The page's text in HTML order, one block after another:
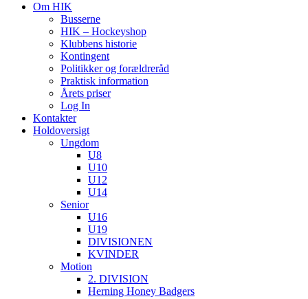
Om HIK
Busserne
HIK – Hockeyshop
Klubbens historie
Kontingent
Politikker og forældreråd
Praktisk information
Årets priser
Log In
Kontakter
Holdoversigt
Ungdom
U8
U10
U12
U14
Senior
U16
U19
DIVISIONEN
KVINDER
Motion
2. DIVISION
Herning Honey Badgers